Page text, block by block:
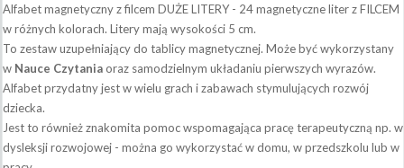
Alfabet magnetyczny z filcem DUŻE LITERY - 24 magnetyczne liter z FILCEM
w różnych kolorach. Litery mają wysokości 5 cm.
To zestaw uzupełniający do tablicy magnetycznej. Może być wykorzystany
w Nauce Czytania oraz samodzielnym układaniu pierwszych wyrazów.
Alfabet przydatny jest w wielu grach i zabawach stymulujących rozwój
dziecka.
Jest to również znakomita pomoc wspomagająca pracę terapeutyczną np. w
dysleksji rozwojowej - można go wykorzystać w domu, w przedszkolu lub w